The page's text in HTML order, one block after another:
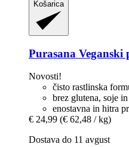
Košarica
Purasana Veganski
Novosti!
čisto rastlinska
brez glutena, soje
enostavna in hitra
€ 24,99 (€ 62,48 / kg)
Dostava do 11 avgust